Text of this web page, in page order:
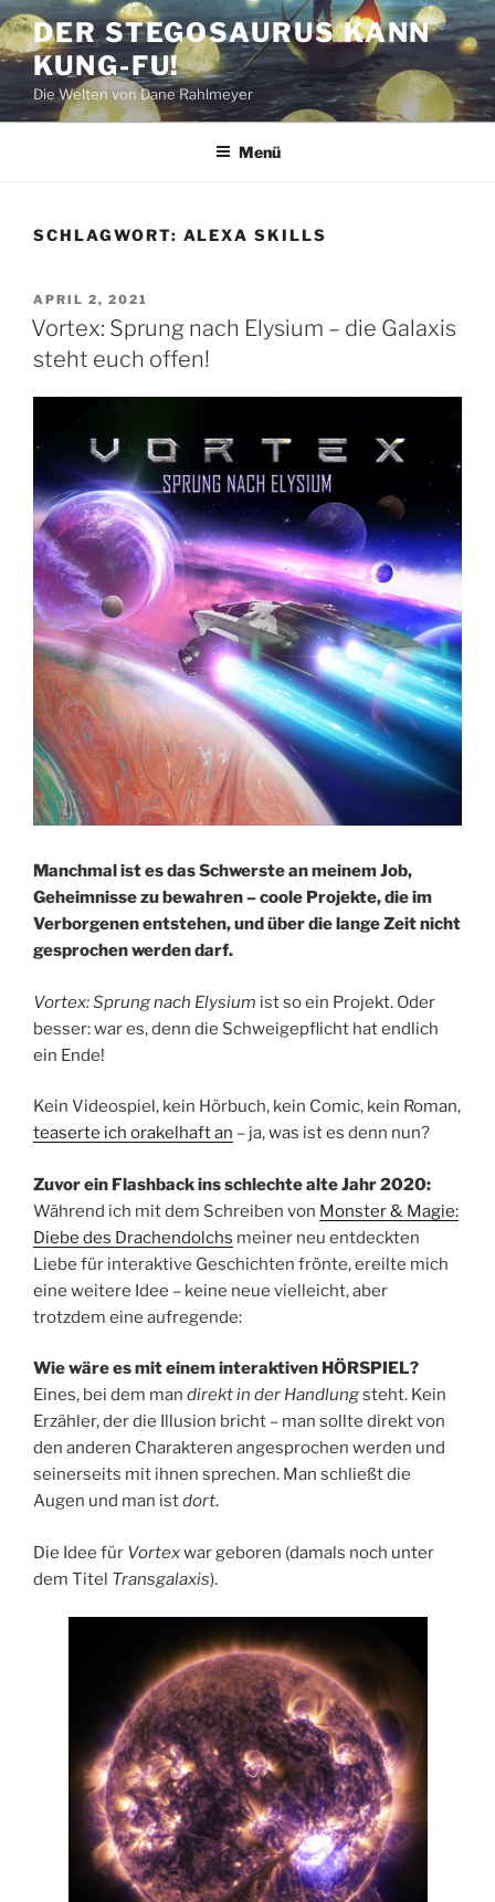
Zum
Inhalt
springen
DER STEGOSAURUS KANN
KUNG-FU!
Die Welten von Dane Rahlmeyer
Menü
SCHLAGWORT: ALEXA SKILLS
VERÖFFENTLICHT
AM
APRIL 2, 2021
Vortex: Sprung nach Elysium – die Galaxis
steht euch offen!
Manchmal ist es das Schwerste an meinem Job,
Geheimnisse zu bewahren – coole Projekte, die im
Verborgenen entstehen, und über die lange Zeit nicht
gesprochen werden darf.
Vortex: Sprung nach Elysium ist so ein Projekt. Oder
besser: war es, denn die Schweigepflicht hat endlich
ein Ende!
Kein Videospiel, kein Hörbuch, kein Comic, kein Roman,
teaserte ich orakelhaft an – ja, was ist es denn nun?
Zuvor ein Flashback ins schlechte alte Jahr 2020:
Während ich mit dem Schreiben von Monster & Magie:
Diebe des Drachendolchs meiner neu entdeckten
Liebe für interaktive Geschichten frönte, ereilte mich
eine weitere Idee – keine neue vielleicht, aber
trotzdem eine aufregende:
Wie wäre es mit einem interaktiven HÖRSPIEL?
Eines, bei dem man direkt in der Handlungsteht. Kein
Erzähler, der die Illusion bricht – man sollte direkt von
den anderen Charakteren angesprochen werden und
seinerseits mit ihnen sprechen. Man schließt die
Augen und man istdort.
Die Idee für Vortexwar geboren (damals noch unter
dem Titel Transgalaxis).